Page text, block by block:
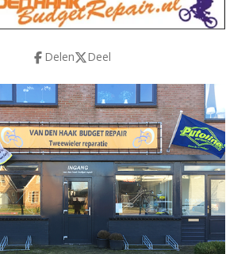
Delen Deel